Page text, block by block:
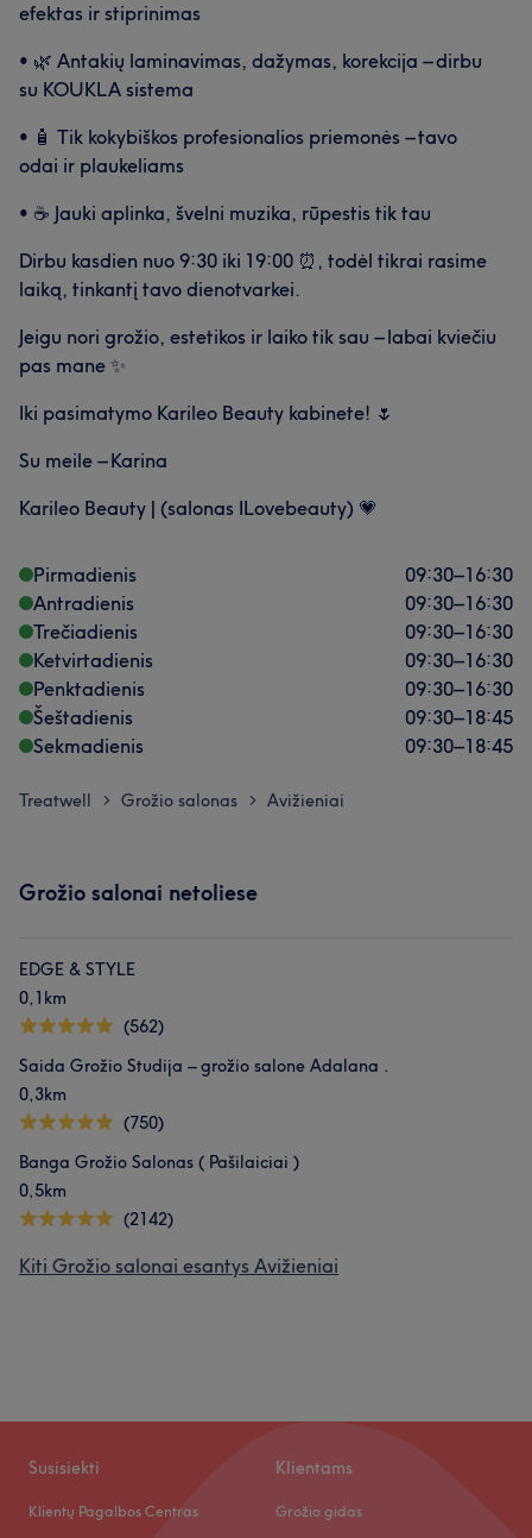
efektas ir stiprinimas
• 🌿 Antakių laminavimas, dažymas, korekcija – dirbu
su KOUKLA sistema
• 🧴 Tik kokybiškos profesionalios priemonės – tavo
odai ir plaukeliams
• ☕ Jauki aplinka, švelni muzika, rūpestis tik tau
Dirbu kasdien nuo 9:30 iki 19:00 ⏰, todėl tikrai rasime
laiką, tinkantį tavo dienotvarkei.
Jeigu nori grožio, estetikos ir laiko tik sau – labai kviečiu
pas mane ✨
Iki pasimatymo Karileo Beauty kabinete! 🌷
Su meile – Karina
Karileo Beauty | (salonas ILovebeauty) 💗
Pirmadienis 09:30–16:30
Antradienis
09:30–16:30
Trečiadienis
09:30–16:30
Ketvirtadienis
09:30–16:30
Penktadienis
09:30–16:30
Šeštadienis
09:30–18:45
Sekmadienis
09:30–18:45
Treatwell > Grožio salonas > Avižieniai
Grožio salonai netoliese
EDGE & STYLE
0,1km
(562)
Saida Grožio Studija – grožio salone Adalana .
0,3km
(750)
Banga Grožio Salonas ( Pašilaiciai )
0,5km
(2142)
Kiti Grožio salonai esantys Avižieniai
Susisiekti
Klientų Pagalbos Centras
Klientams
Grožio gidas